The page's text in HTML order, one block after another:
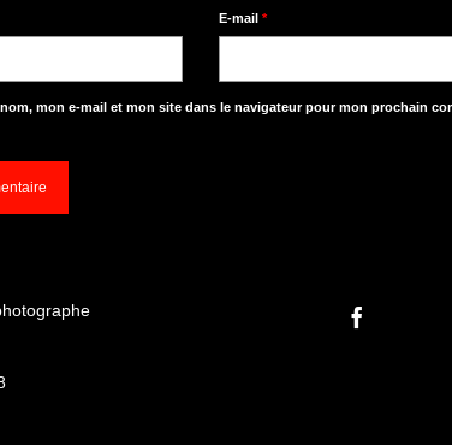
E-mail*
mon e-mail et mon site dans le navigateur pour mon prochain